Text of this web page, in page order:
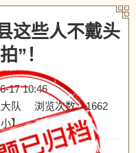
这些人不戴头
”！
17 10:46
队
浏览次数：1662
小】